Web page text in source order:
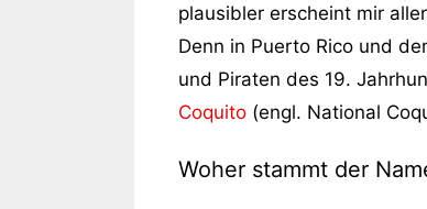
plausibler erscheint mir
Denn in Puerto Rico und
und Piraten des 19.
Coquito (engl. National
Woher stammt der